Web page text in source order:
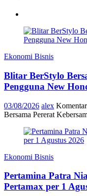
Ekonomi Bisnis
Blitar BerStylo
Pengguna New
03/08/2026 alex
Bersama Pererat
Ekonomi Bisnis
Pertamina Patra
Pertamax per 1